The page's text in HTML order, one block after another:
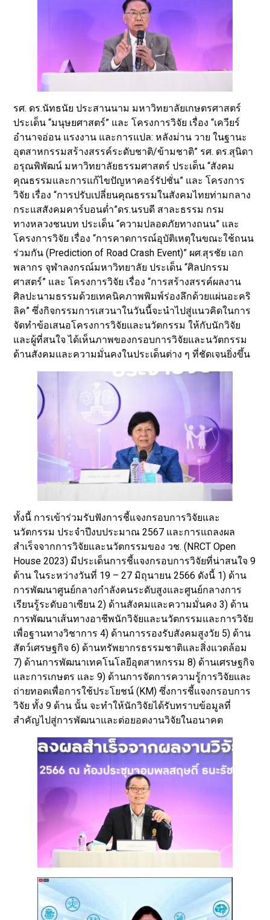
รศ. ดร.นัทธนัย ประสานนาม มหาวิทยาลัยเกษตรศาสตร์
ประเด็น “มนุษยศาสตร์” และ โครงการวิจัย เรื่อง “เควียร์
อำนาจอ่อน แรงงาน และการแปล: หลังม่าน วาย ในฐานะ
อุตสาหกรรมสร้างสรรค์ระดับชาติ/ข้ามชาติ” รศ. ดร.สุนิดา
อรุณพิพัฒน์ มหาวิทยาลัยธรรมศาสตร์ ประเด็น “สังคม
คุณธรรมและการแก้ไขปัญหาคอร์รัปชั่น” และ โครงการ
วิจัย เรื่อง “การปรับเปลี่ยนคุณธรรมในสังคมไทยท่ามกลาง
กระแสสังคมคาร์บอนต่ำ”ดร.นรบดี สาละธรรม กรม
ทางหลวงชนบท ประเด็น “ความปลอดภัยทางถนน” และ
โครงการวิจัย เรื่อง “การคาดการณ์อุบัติเหตุในขณะใช้ถนน
ร่วมกัน (Prediction of Road Crash Event)” ผศ.สุรชัย เอก
พลากร จุฬาลงกรณ์มหาวิทยาลัย ประเด็น “ศิลปกรรม
ศาสตร์” และ โครงการวิจัย เรื่อง “การสร้างสรรค์ผลงาน
ศิลปะนามธรรมด้วยเทคนิคภาพพิมพ์ร่องลึกด้วยแผ่นอะคริ
ลิค” ซึ่งกิจกรรมการเสวนาในวันนี้จะนำไปสู่แนวคิดในการ
จัดทำข้อเสนอโครงการวิจัยและนวัตกรรม ให้กับนักวิจัย
และผู้ที่สนใจ ได้เห็นภาพของกรอบการวิจัยและนวัตกรรม
ด้านสังคมและความมั่นคงในประเด็นต่าง ๆ ที่ชัดเจนยิ่งขึ้น
ทั้งนี้ การเข้าร่วมรับฟังการชี้แจงกรอบการวิจัยและ
นวัตกรรม ประจำปีงบประมาณ 2567 และการแถลงผล
สำเร็จจากการวิจัยและนวัตกรรมของ วช. (NRCT Open
House 2023) มีประเด็นการชี้แจงกรอบการวิจัยที่น่าสนใจ 9
ด้าน ในระหว่างวันที่ 19 – 27 มิถุนายน 2566 ดังนี้ 1) ด้าน
การพัฒนาศูนย์กลางกำลังคนระดับสูงและศูนย์กลางการ
เรียนรู้ระดับอาเซียน 2) ด้านสังคมและความมั่นคง 3) ด้าน
การพัฒนาเส้นทางอาชีพนักวิจัยและนวัตกรรมและการวิจัย
เพื่อฐานทางวิชาการ 4) ด้านการรองรับสังคมสูงวัย 5) ด้าน
สัตว์เศรษฐกิจ 6) ด้านทรัพยากรธรรมชาติและสิ่งแวดล้อม
7) ด้านการพัฒนาเทคโนโลยีอุตสาหกรรม 8) ด้านเศรษฐกิจ
และการเกษตร และ 9) ด้านการจัดการความรู้การวิจัยและ
ถ่ายทอดเพื่อการใช้ประโยชน์ (KM) ซึ่งการชี้แจงกรอบการ
วิจัย ทั้ง 9 ด้าน นั้น จะทำให้นักวิจัยได้รับทราบข้อมูลที่
สำคัญไปสู่การพัฒนาและต่อยอดงานวิจัยในอนาคต